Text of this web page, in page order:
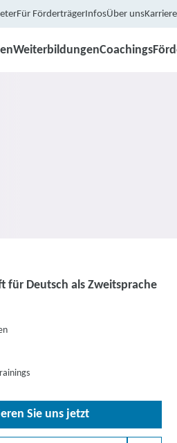
Für FörderträgerInfosÜber unsKarriere
WeiterbildungenCoachings
für Deutsch als Zweitsprache
Sie uns jetzt